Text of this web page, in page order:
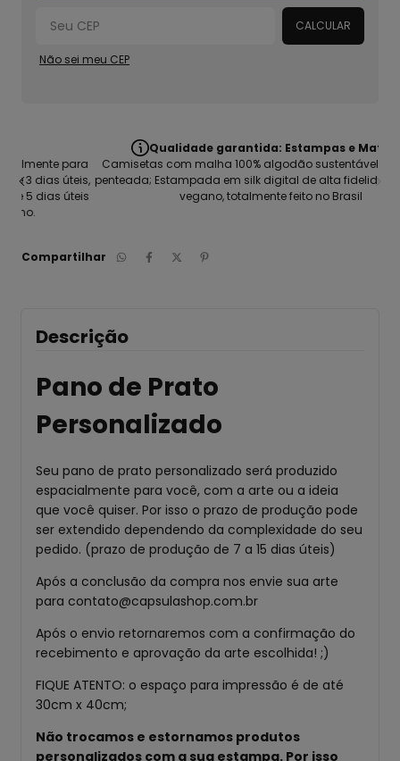
CALCULAR
Não sei meu CEP
Qualidade garantida: Estampas e Material
Camisetas com malha 100% algodão sustentável, refinada e
penteada; Estampada em silk digital de alta fidelidade, Produto
vegano, totalmente feito no Brasil
Compartilhar
Descrição
Pano de Prato
Personalizado
Seu pano de prato personalizado será produzido
espacialmente para você, com a arte ou a ideia
que você quiser. Por isso o prazo de produção pode
ser extendido dependendo da complexidade do seu
pedido. (prazo de produção de 7 a 15 dias úteis)
Após a conclusão da compra nos envie sua arte
para contato@capsulashop.com.br
Após o envio retornaremos com a confirmação do
recebimento e aprovação da arte escolhida! ;)
FIQUE ATENTO: o espaço para impressão é de até
30cm x 40cm;
Não trocamos e estornamos produtos
personalizados com a sua estampa. Por isso